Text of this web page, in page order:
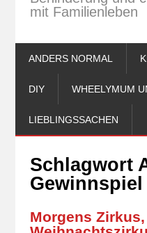
mit Familienleben
ANDERS NORMAL
DIY WHEELYMUM
LIEBLINGSSACHEN
Schlagwort
Gewinnspiel
Morgens